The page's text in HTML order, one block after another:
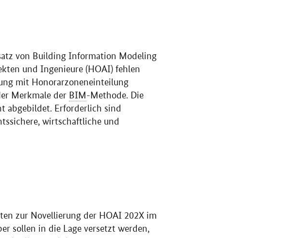
von Building Information Modeling
und Ingenieure (HOAI) fehlen
mit Honorarzoneneinteilung
Merkmale der BIM-Methode. Die
abgebildet. Erforderlich sind
wirtschaftliche und
zur Novellierung der HOAI 202X im
sollen in die Lage versetzt werden,